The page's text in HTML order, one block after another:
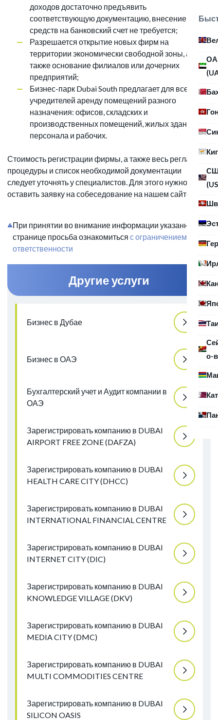
о-
доходов достаточно предъявить
соответствующую документацию, внесение
средств на банковский счет не требуется;
Разрешается открытие новых фирм на
территории экономически свободной зоны, а
также основание филиалов или дочерних
предприятий;
Бизнес-парк Dubai South предлагает для всех
учредителей аренду помещений разного
назначения: офисов, складских и
производственных помещений, жилых зданий для
персонала и рабочих.
Стоимость регистрации фирмы, а также весь регламент
процедуры и список необходимой документации
следует уточнять у специалистов. Для этого нужно
оставить заявку на собеседование на нашем сайте.
При принятии во внимание информации указанной на
странице просьба ознакомиться с ограничением
ответственности
Другие услуги
Бизнес в Дубае
Бизнес в ОАЭ
Бухгалтерский учет и Аудит компании в
ОАЭ
Зарегистрировать компанию в DUBAI
AIRPORT FREE ZONE (DAFZA)
Зарегистрировать компанию в DUBAI
HEALTH CARE CITY (DHCC)
Зарегистрировать компанию в DUBAI
INTERNATIONAL FINANCIAL CENTRE
Зарегистрировать компанию в DUBAI
INTERNET CITY (DIC)
Зарегистрировать компанию в DUBAI
KNOWLEDGE VILLAGE (DKV)
Зарегистрировать компанию в DUBAI
MEDIA CITY (DMC)
Зарегистрировать компанию в DUBAI
MULTI COMMODITIES CENTRE
Зарегистрировать компанию в DUBAI
SILICON OASIS